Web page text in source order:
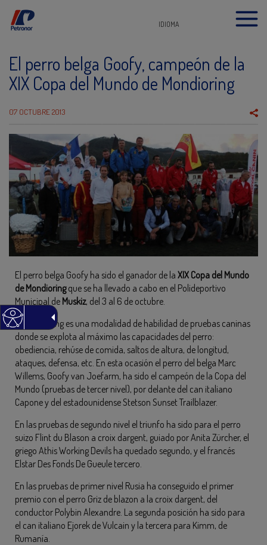
IDIOMA
El perro belga Goofy, campeón de la
XIX Copa del Mundo de Mondioring
07 OCTUBRE 2013
El perro belga Goofy ha sido el ganador de la XIX Copa del Mundo
de Mondioringque se ha llevado a cabo en el Polideportivo
Municipal de Muskiz, del 3 al 6 de octubre.
El Mondioring es una modalidad de habilidad de pruebas caninas
donde se explota al máximo las capacidades del perro:
obediencia, rehúse de comida, saltos de altura, de longitud,
ataques, defensa, etc. En esta ocasión el perro del belga Marc
Willems, Goofy van Joefarm, ha sido el campeón de la Copa del
Mundo (pruebas de tercer nivel), por delante del can italiano
Capone y del estadounidense Stetson Sunset Trailblazer.
En las pruebas de segundo nivel el triunfo ha sido para el perro
suizo Flint du Blason a croix dargent, guiado por Anita Zürcher, el
griego Athis Working Devils ha quedado segundo, y el francés
Elstar Des Fonds De Gueule tercero.
En las pruebas de primer nivel Rusia ha conseguido el primer
premio con el perro Griz de blazon a la croix dargent, del
conductor Polybin Alexandre. La segunda posición ha sido para
el can italiano Ejorek de Vulcain y la tercera para Kimm, de
Rumanía.